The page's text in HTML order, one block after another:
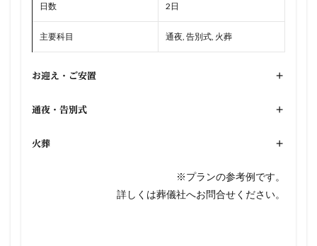
日数 2日
主要科目 通夜, 告別式, 火葬
お迎え・ご安置 +
通夜・告別式 +
火葬 +
※プランの参考例です。
詳しくは葬儀社へお問合せください。